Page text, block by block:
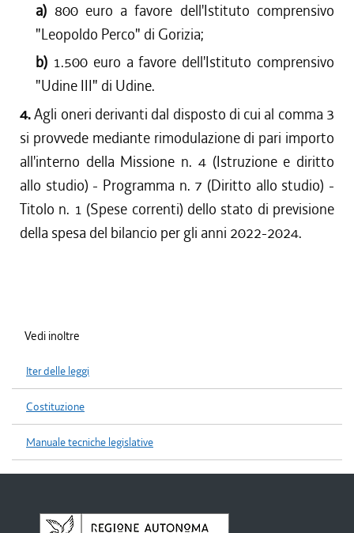
a) 800 euro a favore dell'Istituto comprensivo
"Leopoldo Perco" di Gorizia;
b) 1.500 euro a favore dell'Istituto comprensivo
"Udine III" di Udine.
4.Agli oneri derivanti dal disposto di cui al comma 3
si provvede mediante rimodulazione di pari importo
all'interno della Missione n. 4 (Istruzione e diritto
allo studio) - Programma n. 7 (Diritto allo studio) -
Titolo n. 1 (Spese correnti) dello stato di previsione
della spesa del bilancio per gli anni 2022-2024.
Vedi inoltre
Iter delle leggi
Costituzione
Manuale tecniche legislative